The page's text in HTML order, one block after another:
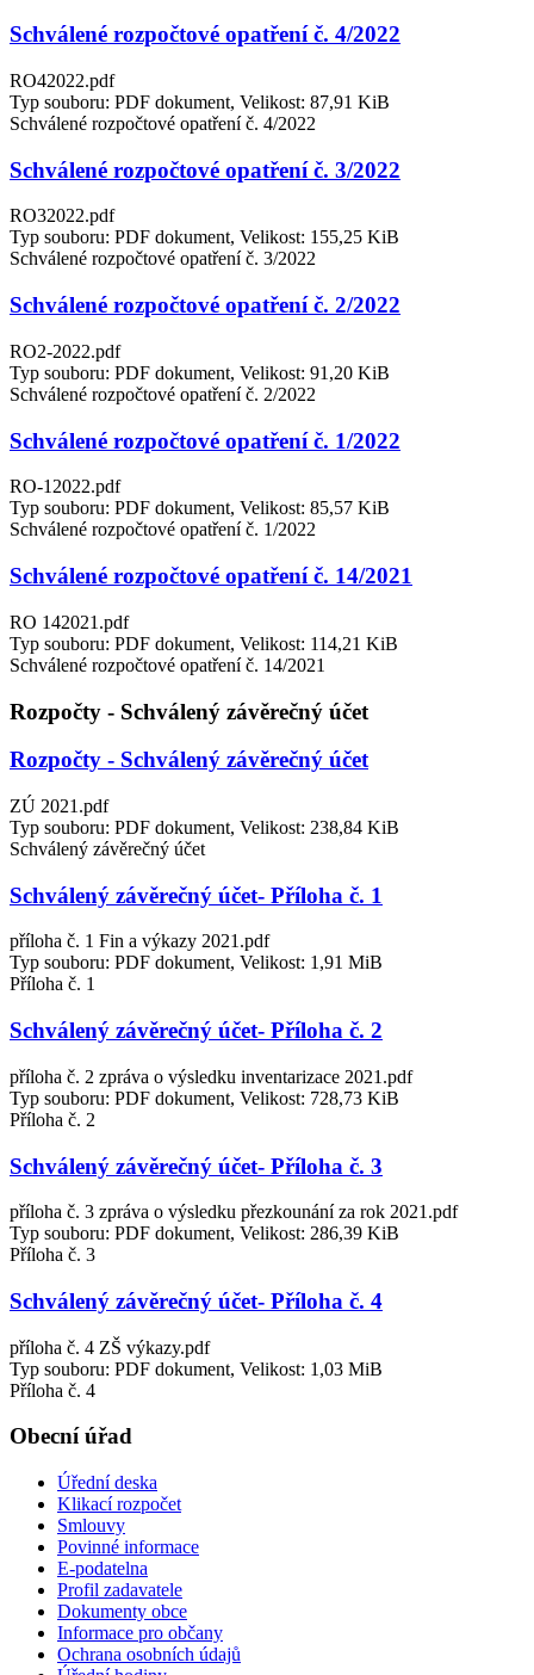
Schválené rozpočtové opatření č. 4/2022
RO42022.pdf
Typ souboru: PDF dokument, Velikost: 87,91 KiB
Schválené rozpočtové opatření č. 4/2022
Schválené rozpočtové opatření č. 3/2022
RO32022.pdf
Typ souboru: PDF dokument, Velikost: 155,25 KiB
Schválené rozpočtové opatření č. 3/2022
Schválené rozpočtové opatření č. 2/2022
RO2-2022.pdf
Typ souboru: PDF dokument, Velikost: 91,20 KiB
Schválené rozpočtové opatření č. 2/2022
Schválené rozpočtové opatření č. 1/2022
RO-12022.pdf
Typ souboru: PDF dokument, Velikost: 85,57 KiB
Schválené rozpočtové opatření č. 1/2022
Schválené rozpočtové opatření č. 14/2021
RO 142021.pdf
Typ souboru: PDF dokument, Velikost: 114,21 KiB
Schválené rozpočtové opatření č. 14/2021
Rozpočty - Schválený závěrečný účet
Rozpočty - Schválený závěrečný účet
ZÚ 2021.pdf
Typ souboru: PDF dokument, Velikost: 238,84 KiB
Schválený závěrečný účet
Schválený závěrečný účet- Příloha č. 1
příloha č. 1 Fin a výkazy 2021.pdf
Typ souboru: PDF dokument, Velikost: 1,91 MiB
Příloha č. 1
Schválený závěrečný účet- Příloha č. 2
příloha č. 2 zpráva o výsledku inventarizace 2021.pdf
Typ souboru: PDF dokument, Velikost: 728,73 KiB
Příloha č. 2
Schválený závěrečný účet- Příloha č. 3
příloha č. 3 zpráva o výsledku přezkounání za rok 2021.pdf
Typ souboru: PDF dokument, Velikost: 286,39 KiB
Příloha č. 3
Schválený závěrečný účet- Příloha č. 4
příloha č. 4 ZŠ výkazy.pdf
Typ souboru: PDF dokument, Velikost: 1,03 MiB
Příloha č. 4
Obecní úřad
Úřední deska
Klikací rozpočet
Smlouvy
Povinné informace
E-podatelna
Profil zadavatele
Dokumenty obce
Informace pro občany
Ochrana osobních údajů